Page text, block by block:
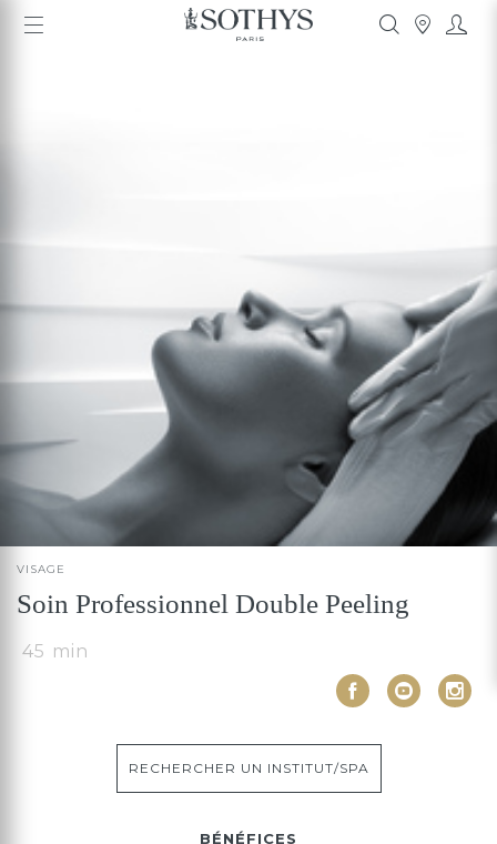
VISAGE
Soin Professionnel Double Peeling
45 min
BÉNÉFICES
RECHERCHER UN INSTITUT/SPA